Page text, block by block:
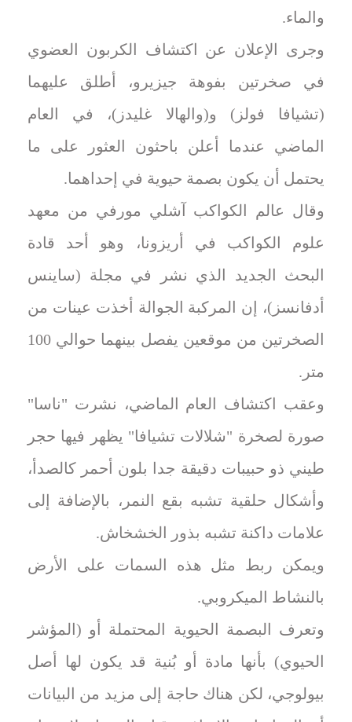
والماء.
وجرى الإعلان عن اكتشاف الكربون العضوي
في صخرتين بفوهة جيزيرو، أطلق عليهما
(تشيافا فولز) و(والهالا غليدز)، في العام
الماضي عندما أعلن باحثون العثور على ما
يحتمل أن يكون بصمة حيوية في إحداهما.
وقال عالم الكواكب آشلي مورفي من معهد
‌علوم الكواكب في أريزونا، وهو أحد قادة
البحث الجديد الذي ‌نشر في مجلة (ساينس
أدفانسز)، إن المركبة ⁠الجوالة أخذت عينات من
الصخرتين من موقعين يفصل بينهما حوالي 100
متر.
وعقب اكتشاف العام الماضي، نشرت "ناسا"
صورة لصخرة "شلالات تشيافا" يظهر فيها حجر
طيني ذو حبيبات دقيقة جدا بلون أحمر كالصدأ،
وأشكال حلقية تشبه بقع النمر، بالإضافة إلى
علامات داكنة تشبه بذور الخشخاش.
ويمكن ربط مثل هذه السمات على الأرض
⁠بالنشاط الميكروبي.
وتعرف البصمة الحيوية المحتملة أو (المؤشر
‌الحيوي) بأنها مادة أو بُنية قد يكون لها أصل
بيولوجي، لكن هناك حاجة إلى مزيد من البيانات